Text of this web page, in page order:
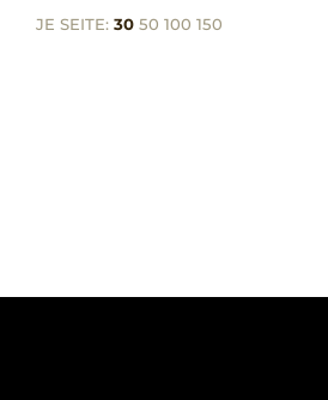
JE SEITE: 30 50 100 150